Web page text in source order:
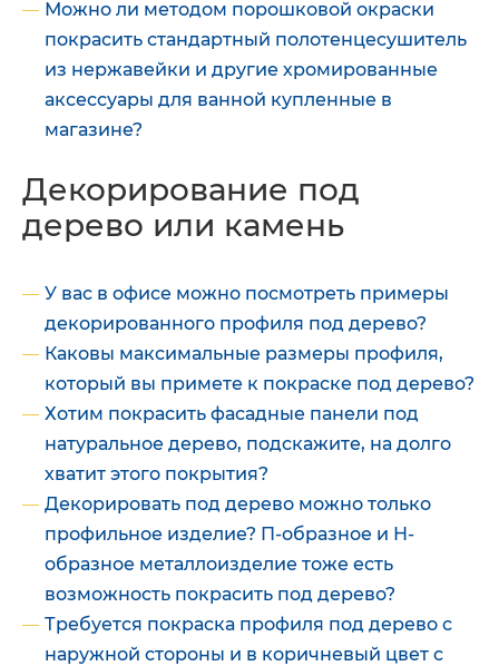
Можно ли методом порошковой окраски
покрасить стандартный полотенцесушитель
из нержавейки и другие хромированные
аксессуары для ванной купленные в
магазине?
Декорирование под
дерево или камень
У вас в офисе можно посмотреть примеры
декорированного профиля под дерево?
Каковы максимальные размеры профиля,
который вы примете к покраске под дерево?
Хотим покрасить фасадные панели под
натуральное дерево, подскажите, на долго
хватит этого покрытия?
Декорировать под дерево можно только
профильное изделие? П-образное и Н-
образное металлоизделие тоже есть
возможность покрасить под дерево?
Требуется покраска профиля под дерево с
наружной стороны и в коричневый цвет с